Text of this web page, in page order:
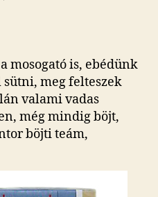
mosogató is, ebédünk
meg felteszek
valami vadas
még mindig böjt,
böjti teám,